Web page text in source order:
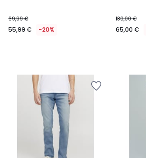
69,99 €
55,99 € -20%
130,00 €
65,00 €